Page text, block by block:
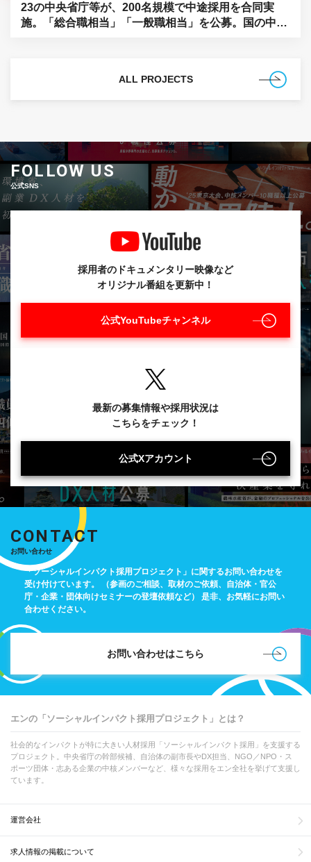
23の中央省庁等が、200名規模で中途採用を合同実
施。「総合職相当」「一般職相当」を公募。国の中枢
ALL PROJECTS
FOLLOW US
公式SNS
採用者のドキュメンタリー映像など
オリジナル番組を更新中！
公式YouTubeチャンネル
最新の募集情報や採用状況は
こちらをチェック！
公式Xアカウント
CONTACT
お問い合わせ
「ソーシャルインパクト採用プロジェクト」に関するお問い合わせを
受け付けています。
（参画のご相談、取材のご依頼、自治体・官公
庁・企業・団体向けセミナーの登壇依頼など）
是非、お気軽にお問い
合わせください。
お問い合わせはこちら
エンの「ソーシャルインパクト採用プロジェクト」とは？
社会的なインパクトが特に大きい人材採用「ソーシャルインパクト採用」を支援する
プロジェクト。中央省庁の幹部候補、自治体の副市長やDX担当、NGO／NPO・ス
ポーツ団体・志ある企業の中核メンバーなど、様々な採用をエン全社を挙げて支援し
ています。
運営会社
求人情報の掲載について